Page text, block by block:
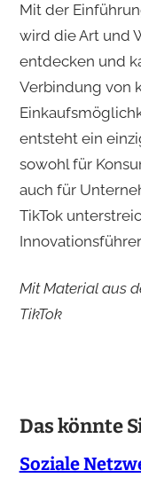
Mit der
wird die Art und
entdecken und
Verbindung von
entsteht ein
sowohl für
auch für
TikTok
Mit Material aus
TikTok
Das könnte
Soziale